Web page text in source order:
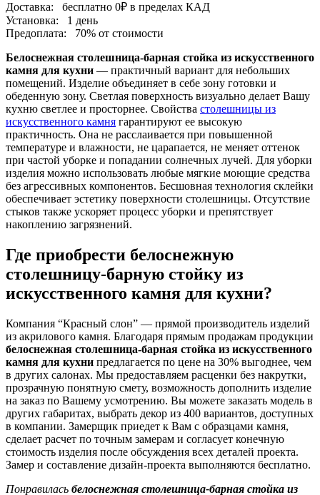
Доставка:
бесплатно 0₽ в пределах КАД
Установка:
1 день
Предоплата:
70% от стоимости
Белоснежная столешница-барная стойка из искусственного
камня для кухни — практичный вариант для небольших
помещений. Изделие объединяет в себе зону готовки и
обеденную зону. Светлая поверхность визуально делает Вашу
кухню светлее и просторнее. Свойства столешницы из
искусственного камня гарантируют ее высокую
практичность. Она не расслаивается при повышенной
температуре и влажности, не царапается, не меняет оттенок
при частой уборке и попадании солнечных лучей. Для уборки
изделия можно использовать любые мягкие моющие средства
без агрессивных компонентов. Бесшовная технология склейки
обеспечивает эстетику поверхности столешницы. Отсутствие
стыков также ускоряет процесс уборки и препятствует
накоплению загрязнений.
Где приобрести белоснежную
столешницу-барную стойку из
искусственного камня для кухни?
Компания “Красный слон” — прямой производитель изделий
из акрилового камня. Благодаря прямым продажам продукции
белоснежная столешница-барная стойка из искусственного
камня для кухни предлагается по цене на 30% выгоднее, чем
в других салонах. Мы предоставляем расценки без накрутки,
прозрачную понятную смету, возможность дополнить изделие
на заказ по Вашему усмотрению. Вы можете заказать модель в
других габаритах, выбрать декор из 400 вариантов, доступных
в компании. Замерщик приедет к Вам с образцами камня,
сделает расчет по точным замерам и согласует конечную
стоимость изделия после обсуждения всех деталей проекта.
Замер и составление дизайн-проекта выполняются бесплатно.
Понравилась белоснежная столешница-барная стойка из